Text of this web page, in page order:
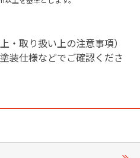
・取り扱い上の注意事項）
装仕様などでご確認くださ